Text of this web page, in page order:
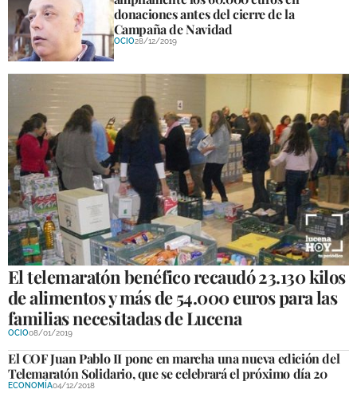
donaciones antes del cierre de la
Campaña de Navidad
OCIO28/12/2019
El telemaratón benéfico recaudó 23.130 kilos
de alimentos y más de 54.000 euros para las
familias necesitadas de Lucena
OCIO08/01/2019
El COF Juan Pablo II pone en marcha una nueva edición del
Telemaratón Solidario, que se celebrará el próximo día 20
ECONOMÍA04/12/2018